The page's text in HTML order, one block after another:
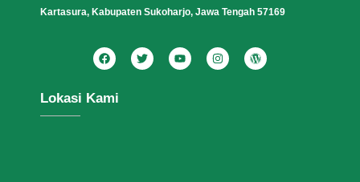
Kartasura, Kabupaten Sukoharjo, Jawa Tengah 57169
Lokasi Kami